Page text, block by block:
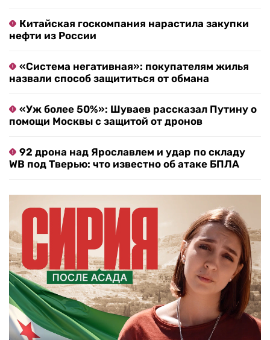
Китайская госкомпания нарастила закупки
нефти из России
«Система негативная»: покупателям жилья
назвали способ защититься от обмана
«Уж более 50%»: Шуваев рассказал Путину о
помощи Москвы с защитой от дронов
92 дрона над Ярославлем и удар по складу
WB под Тверью: что известно об атаке БПЛА